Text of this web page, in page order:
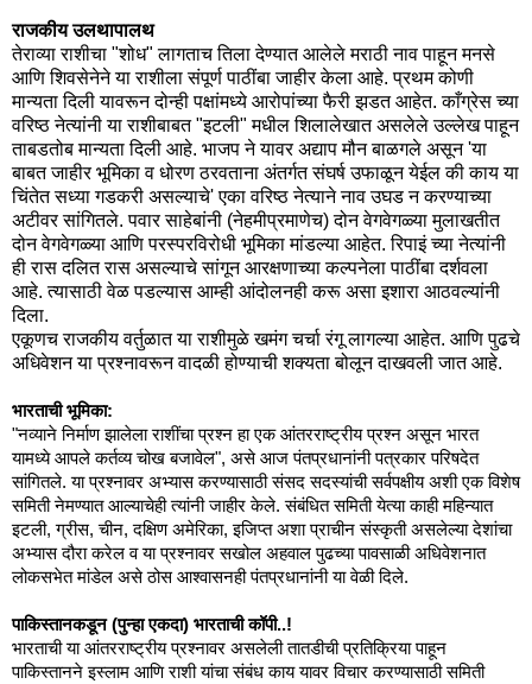
राजकीय उलथापालथ
तेराव्या राशीचा "शोध" लागताच तिला देण्यात आलेले मराठी नाव पाहून मनसे
आणि शिवसेनेने या राशीला संपूर्ण पाठींबा जाहीर केला आहे. प्रथम कोणी
मान्यता दिली यावरून दोन्ही पक्षांमध्ये आरोपांच्या फैरी झडत आहेत. काँग्रेस च्या
वरिष्ठ नेत्यांनी या राशीबाबत "इटली" मधील शिलालेखात असलेले उल्लेख पाहून
ताबडतोब मान्यता दिली आहे. भाजप ने यावर अद्याप मौन बाळगले असून 'या
बाबत जाहीर भूमिका व धोरण ठरवताना अंतर्गत संघर्ष उफाळून येईल की काय या
चिंतेत सध्या गडकरी असल्याचे' एका वरिष्ठ नेत्याने नाव उघड न करण्याच्या
अटीवर सांगितले. पवार साहेबांनी (नेहमीप्रमाणेच) दोन वेगवेगळ्या मुलाखतीत
दोन वेगवेगळ्या आणि परस्परविरोधी भूमिका मांडल्या आहेत. रिपाइं च्या नेत्यांनी
ही रास दलित रास असल्याचे सांगून आरक्षणाच्या कल्पनेला पाठींबा दर्शवला
आहे. त्यासाठी वेळ पडल्यास आम्ही आंदोलनही करू असा इशारा आठवल्यांनी
दिला.
एकूणच राजकीय वर्तुळात या राशीमुळे खमंग चर्चा रंगू लागल्या आहेत. आणि पुढचे
अधिवेशन या प्रश्नावरून वादळी होण्याची शक्यता बोलून दाखवली जात आहे.
भारताची भूमिका:
"नव्याने निर्माण झालेला राशींचा प्रश्न हा एक आंतरराष्ट्रीय प्रश्न असून भारत
यामध्ये आपले कर्तव्य चोख बजावेल", असे आज पंतप्रधानांनी पत्रकार परिषदेत
सांगितले. या प्रश्नावर अभ्यास करण्यासाठी संसद सदस्यांची सर्वपक्षीय अशी एक विशेष
समिती नेमण्यात आल्याचेही त्यांनी जाहीर केले. संबंधित समिती येत्या काही महिन्यात
इटली, ग्रीस, चीन, दक्षिण अमेरिका, इजिप्त अशा प्राचीन संस्कृती असलेल्या देशांचा
अभ्यास दौरा करेल व या प्रश्नावर सखोल अहवाल पुढच्या पावसाळी अधिवेशनात
लोकसभेत मांडेल असे ठोस आश्वासनही पंतप्रधानांनी या वेळी दिले.
पाकिस्तानकडून (पुन्हा एकदा) भारताची कॉपी..!
भारताची या आंतरराष्ट्रीय प्रश्नावर असलेली तातडीची प्रतिक्रिया पाहून
पाकिस्तानने इस्लाम आणि राशी यांचा संबंध काय यावर विचार करण्यासाठी समिती